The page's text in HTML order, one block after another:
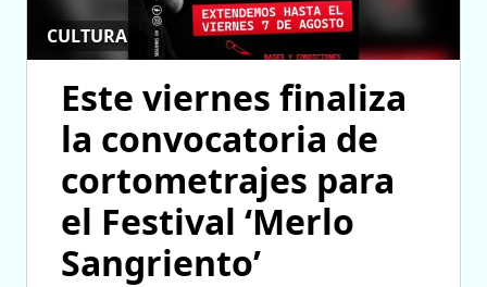
CULTURA
Este viernes finaliza
la convocatoria de
cortometrajes para
el Festival ‘Merlo
Sangriento’